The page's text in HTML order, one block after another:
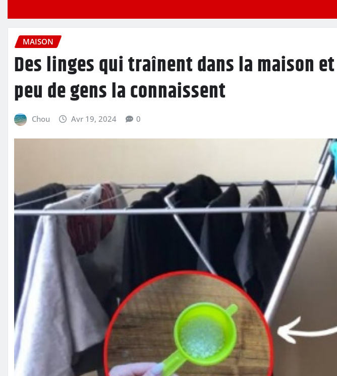
MAISON
Des linges qui traînent dans la maison
peu de gens la connaissent
Chou Avr 19, 2024 0